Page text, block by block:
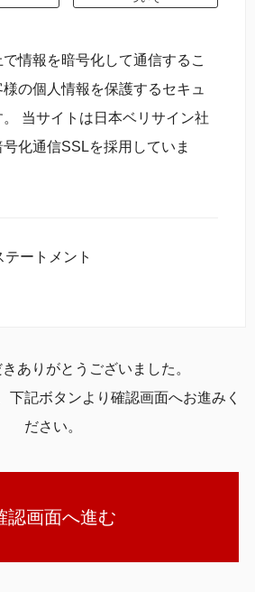
情報を暗号化して通信するこ
の個人情報を保護するセキュ
当サイトは日本ベリサイン社
化通信SSLを採用していま
ートメント
ありがとうございました。
下記ボタンより確認画面へお進みく
ださい。